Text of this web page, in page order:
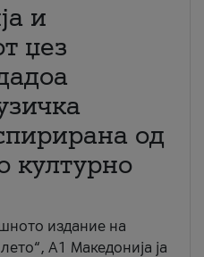
и
џез
од
културно
издание на
А1 Македонија ја